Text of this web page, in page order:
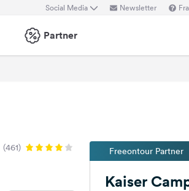
Social Media Newsletter
Partner
(461) Freeontour Partner
Kaiser